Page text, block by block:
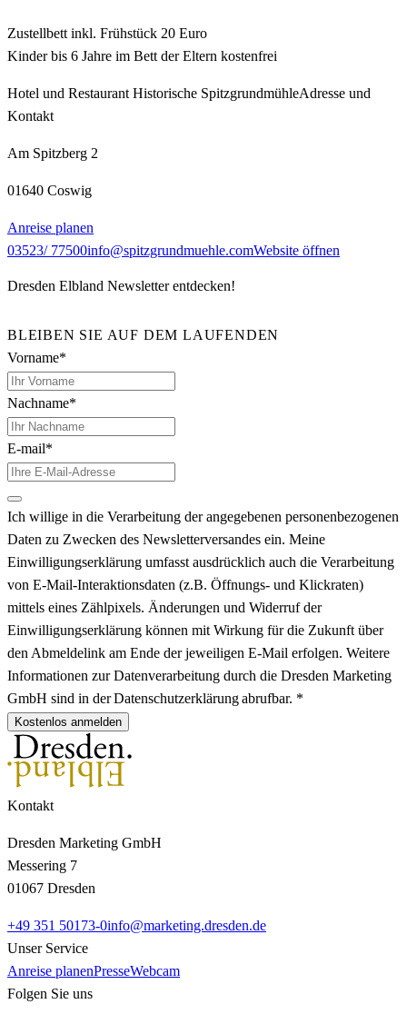
Zustellbett inkl. Frühstück 20 Euro
Kinder bis 6 Jahre im Bett der Eltern kostenfrei
Hotel und Restaurant Historische SpitzgrundmühleAdresse und
Kontakt
Am Spitzberg 2
01640 Coswig
Anreise planen
03523/ 77500info@spitzgrundmuehle.comWebsite öffnen
Dresden Elbland Newsletter entdecken!
BLEIBEN SIE AUF DEM LAUFENDEN
Vorname*
Nachname*
E-mail*
Ich willige in die Verarbeitung der angegebenen personenbezogenen
Daten zu Zwecken des Newsletterversandes ein. Meine
Einwilligungserklärung umfasst ausdrücklich auch die Verarbeitung
von E-Mail-Interaktionsdaten (z.B. Öffnungs- und Klickraten)
mittels eines Zählpixels. Änderungen und Widerruf der
Einwilligungserklärung können mit Wirkung für die Zukunft über
den Abmeldelink am Ende der jeweiligen E-Mail erfolgen. Weitere
Informationen zur Datenverarbeitung durch die Dresden Marketing
GmbH sind in der Datenschutzerklärung abrufbar. *
Kostenlos anmelden
Kontakt
Dresden Marketing GmbH
Messering 7
01067 Dresden
+49 351 50173-0info@marketing.dresden.de
Unser Service
Anreise planenPresseWebcam
Folgen Sie uns